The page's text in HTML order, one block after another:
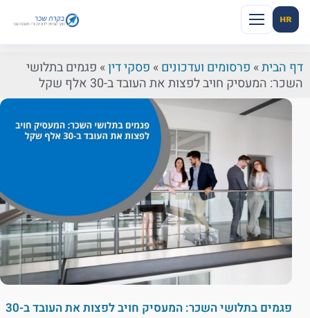
HR
דף הבית»פרסומים ועדכונים»פסקי דין»פגמים בתלושי
השכר: המעסיק חויב לפצות את העובד ב-30 אלף שקל
פגמים בתלושי השכר: המעסיק חויב לפצות את העובד ב-30